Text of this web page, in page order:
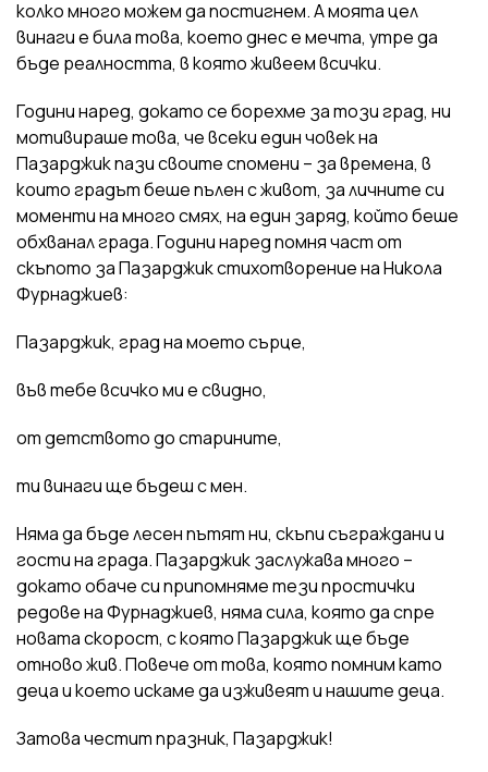
колко много можем да постигнем. А моята цел
винаги е била това, което днес е мечта, утре да
бъде реалността, в която живеем всички.
Години наред, докато се борехме за този град, ни
мотивираше това, че всеки един човек на
Пазарджик пази своите спомени – за времена, в
които градът беше пълен с живот, за личните си
моменти на много смях, на един заряд, който беше
обхванал града. Години наред помня част от
скъпото за Пазарджик стихотворение на Никола
Фурнаджиев:
Пазарджик, град на моето сърце,
във тебе всичко ми е свидно,
от детството до старините,
ти винаги ще бъдеш с мен.
Няма да бъде лесен пътят ни, скъпи съграждани и
гости на града. Пазарджик заслужава много –
докато обаче си припомняме тези простички
редове на Фурнаджиев, няма сила, която да спре
новата скорост, с която Пазарджик ще бъде
отново жив. Повече от това, която помним като
деца и което искаме да изживеят и нашите деца.
Затова честит празник, Пазарджик!